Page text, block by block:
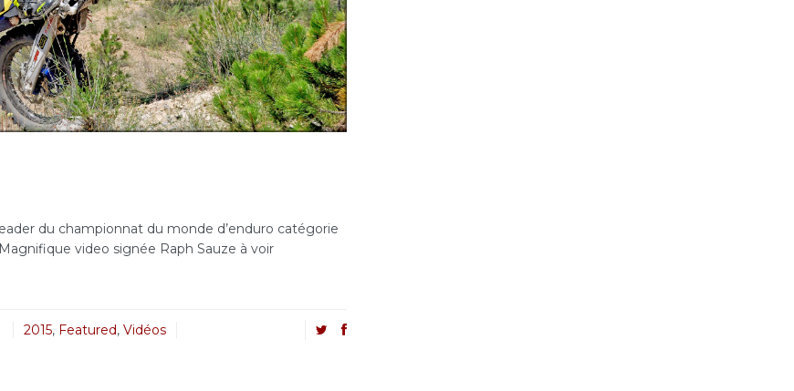
du championnat du monde d’enduro catégorie
video signée Raph Sauze à voir
2015, Featured, Vidéos